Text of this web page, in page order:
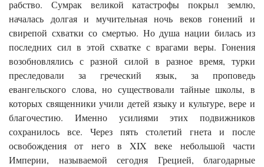
рабство. Сумрак великой катастрофы покрыл землю,
началась долгая и мучительная ночь веков гонений и
свирепой схватки со смертью. Но душа нации билась из
последних сил в этой схватке с врагами веры. Гонения
возобновлялись с разной силой в разное время, турки
преследовали за греческий язык, за проповедь
евангельского слова, но существовали тайные школы, в
которых священники учили детей языку и культуре, вере и
благочестию. Именно усилиями этих подвижников
сохранилось все. Через пять столетий гнета и после
освобождения от него в XIX веке небольшой части
Империи, называемой сегодня Грецией, благодарные